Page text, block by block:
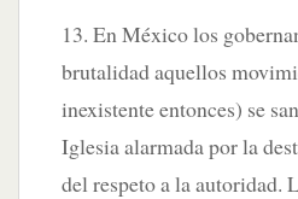
13. En México los
brutalidad aquellos
inexistente entonces) se
Iglesia alarmada por la
del respeto a la autoridad.